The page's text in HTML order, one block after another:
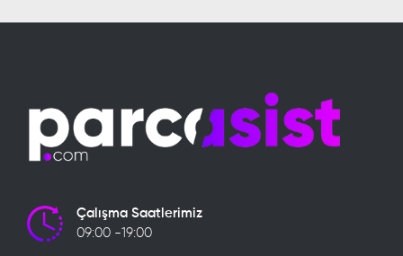
Çalışma Saatlerimiz
09:00 -19:00